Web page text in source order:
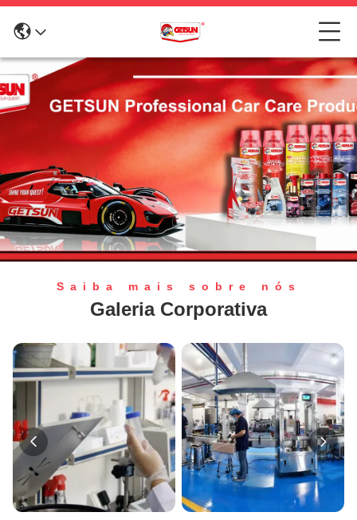
Saiba mais sobre nós
Galeria Corporativa